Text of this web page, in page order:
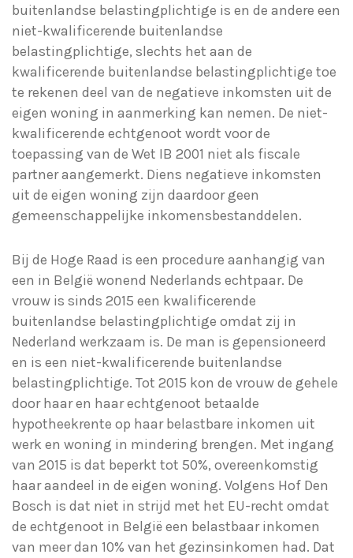
buitenlandse belastingplichtige is en de andere een
niet-kwalificerende buitenlandse
belastingplichtige, slechts het aan de
kwalificerende buitenlandse belastingplichtige toe
te rekenen deel van de negatieve inkomsten uit de
eigen woning in aanmerking kan nemen. De niet-
kwalificerende echtgenoot wordt voor de
toepassing van de Wet IB 2001 niet als fiscale
partner aangemerkt. Diens negatieve inkomsten
uit de eigen woning zijn daardoor geen
gemeenschappelijke inkomensbestanddelen.
Bij de Hoge Raad is een procedure aanhangig van
een in België wonend Nederlands echtpaar. De
vrouw is sinds 2015 een kwalificerende
buitenlandse belastingplichtige omdat zij in
Nederland werkzaam is. De man is gepensioneerd
en is een niet-kwalificerende buitenlandse
belastingplichtige. Tot 2015 kon de vrouw de gehele
door haar en haar echtgenoot betaalde
hypotheekrente op haar belastbare inkomen uit
werk en woning in mindering brengen. Met ingang
van 2015 is dat beperkt tot 50%, overeenkomstig
haar aandeel in de eigen woning. Volgens Hof Den
Bosch is dat niet in strijd met het EU-recht omdat
de echtgenoot in België een belastbaar inkomen
van meer dan 10% van het gezinsinkomen had. Dat